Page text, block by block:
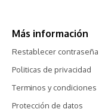
Más información
Restablecer contraseña
Politicas de privacidad
Terminos y condiciones
Protección de datos